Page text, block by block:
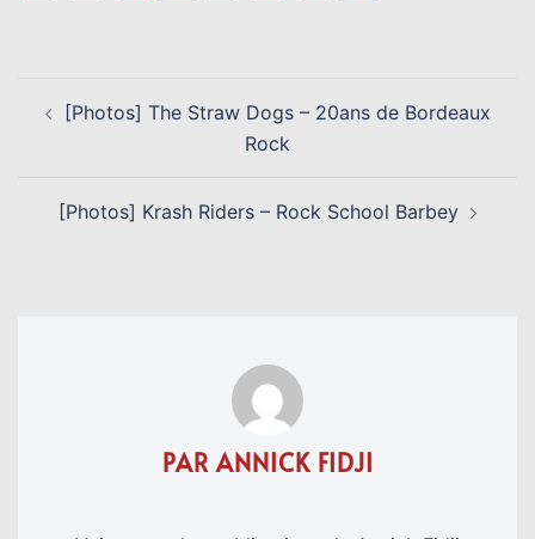
D’ARTICLE
[Photos] The Straw Dogs – 20ans de Bordeaux
Rock
[Photos] Krash Riders – Rock School Barbey
PAR ANNICK FIDJI